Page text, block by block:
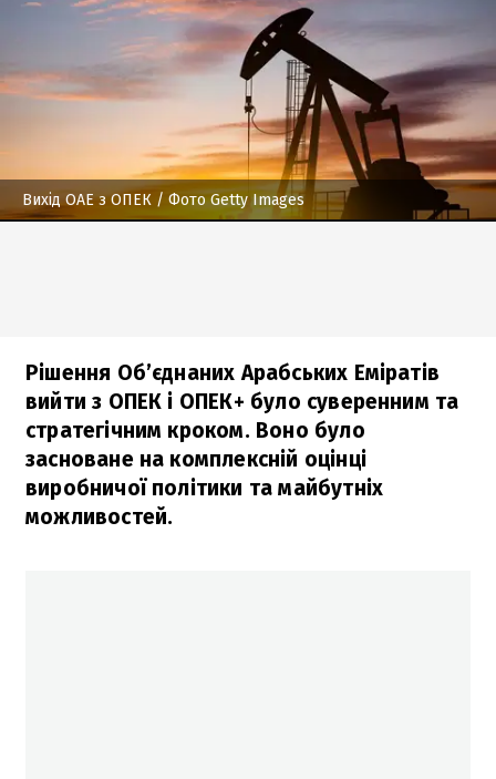
Вихід ОАЕ з ОПЕК / Фото Getty Images
Рішення Об’єднаних Арабських Еміратів
вийти з ОПЕК і ОПЕК+ було суверенним та
стратегічним кроком. Воно було
засноване на комплексній оцінці
виробничої політики та майбутніх
можливостей.